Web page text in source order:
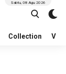
Collection
Sabtu, 08 Agu 2026